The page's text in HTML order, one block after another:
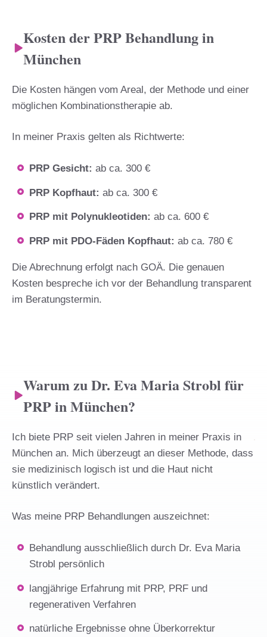
Kosten der PRP Behandlung in
München
Die Kosten hängen vom Areal, der Methode und einer
möglichen Kombinationstherapie ab.
In meiner Praxis gelten als Richtwerte:
PRP Gesicht: ab ca. 300 €
PRP Kopfhaut: ab ca. 300 €
PRP mit Polynukleotiden: ab ca. 600 €
PRP mit PDO-Fäden Kopfhaut: ab ca. 780 €
Die Abrechnung erfolgt nach GOÄ. Die genauen
Kosten bespreche ich vor der Behandlung transparent
im Beratungstermin.
Warum zu Dr. Eva Maria Strobl für
PRP in München?
Ich biete PRP seit vielen Jahren in meiner Praxis in
München an. Mich überzeugt an dieser Methode, dass
sie medizinisch logisch ist und die Haut nicht
künstlich verändert.
Was meine PRP Behandlungen auszeichnet:
Behandlung ausschließlich durch Dr. Eva Maria
Strobl persönlich
langjährige Erfahrung mit PRP, PRF und
regenerativen Verfahren
natürliche Ergebnisse ohne Überkorrektur